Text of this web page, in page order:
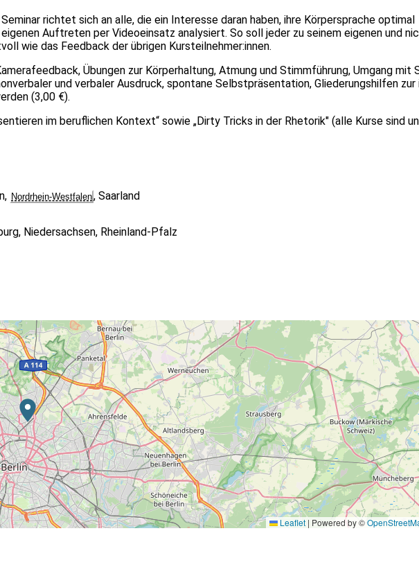
richtet sich an alle, die ein Interesse daran haben, ihre Körpersprache optimal
Auftreten per Videoeinsatz analysiert. So soll jeder zu seinem eigenen und
wie das Feedback der übrigen Kursteilnehmer:innen.
Übungen zur Körperhaltung, Atmung und Stimmführung, Umgang mit
und verbaler Ausdruck, spontane Selbstpräsentation, Gliederungshilfen
(3,00 €).
im beruflichen Kontext“ sowie „Dirty Tricks in der Rhetorik" (alle Kurse sind
, Nordrhein-Westfalen, Saarland
, Niedersachsen, Rheinland-Pfalz
Leaflet | Powered by ©